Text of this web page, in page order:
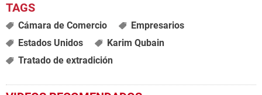
Cámara de Comercio
Empresarios
Estados Unidos
Karim Qubain
Tratado de extradición